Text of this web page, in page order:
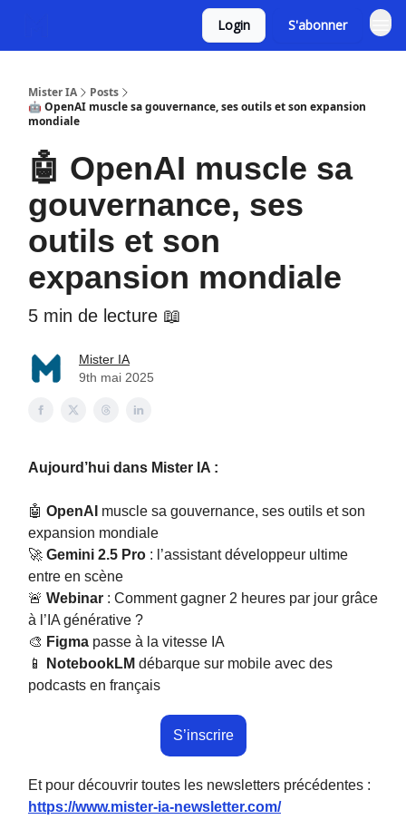
Login S'abonner
Mister IA
Posts
🤖 OpenAI muscle sa gouvernance, ses outils et son expansion
mondiale
🤖 OpenAI muscle sa
gouvernance, ses
outils et son
expansion mondiale
5 min de lecture 📖
Mister IA
9th mai 2025
Aujourd’hui dans Mister IA :
🤖 OpenAI muscle sa gouvernance, ses outils et son
expansion mondiale
🚀 Gemini 2.5 Pro : l’assistant développeur ultime
entre en scène
🚨 Webinar : Comment gagner 2 heures par jour grâce
à l’IA générative ?
🎨 Figma passe à la vitesse IA
📱
NotebookLM débarque sur mobile avec des
podcasts en français
S’inscrire
Et pour découvrir toutes les newsletters précédentes :
https://www.mister-ia-newsletter.com/